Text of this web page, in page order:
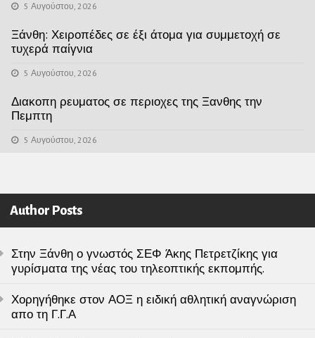
5 Αυγούστου, 2026
Ξάνθη: Χειροπέδες σε έξι άτομα για συμμετοχή σε
τυχερά παίγνια
5 Αυγούστου, 2026
Διακοπη ρευματος σε περιοχες της Ξανθης την
Πεμπτη
5 Αυγούστου, 2026
Author Posts
Στην Ξάνθη ο γνωστός ΣΕΦ Άκης Πετρετζίκης για
γυρίσματα της νέας του τηλεοπτικής εκπομπής.
Χορηγήθηκε στον ΑΟΞ η ειδική αθλητική αναγνώριση
απο τη Γ.Γ.Α